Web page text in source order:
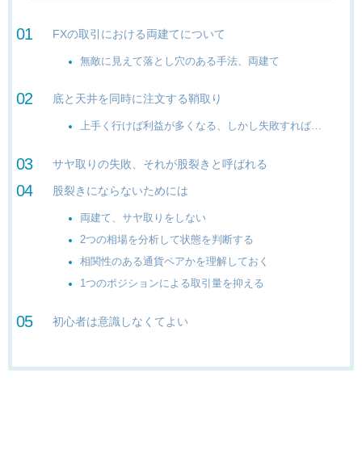
FXの取引における両建てについて
無敵に見えて落とし穴のある手法、両建て
底と天井を同時に注文する鞘取り
上手く行けば利益が多くなる、しかし失敗すれば…
サヤ取りの失敗、それが股裂きと呼ばれる
股裂きにならないためには
両建て、サヤ取りをしない
2つの相場を分析して状態を判断する
相関性のある通貨ペアかを理解しておく
1つのポジションによる取引量を抑える
初心者は意識しなくてよい